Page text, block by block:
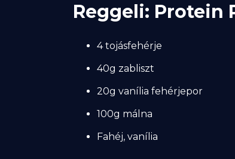
Reggeli: Protein
4 tojásfehérje
40g zabliszt
20g vanília fehérjepor
100g málna
Fahéj, vanília